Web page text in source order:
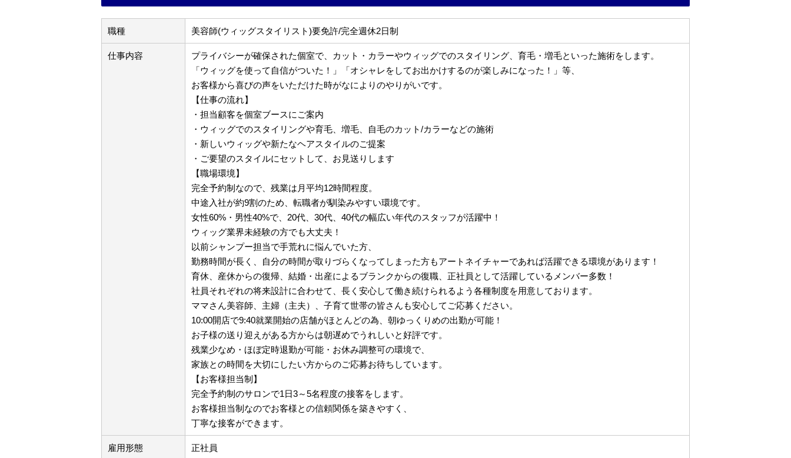
職種 美容師(ウィッグスタイリスト)要免許/完全週休2日制
仕事内容
プライバシーが確保された個室で、カット・カラーやウィッグでのスタイリング、育毛・増毛といった施術をします。
「ウィッグを使って自信がついた！」「オシャレをしてお出かけするのが楽しみになった！」等、
お客様から喜びの声をいただけた時がなによりのやりがいです。
【仕事の流れ】
・担当顧客を個室ブースにご案内
・ウィッグでのスタイリングや育毛、増毛、自毛のカット/カラーなどの施術
・新しいウィッグや新たなヘアスタイルのご提案
・ご要望のスタイルにセットして、お見送りします
【職場環境】
完全予約制なので、残業は月平均12時間程度。
中途入社が約9割のため、転職者が馴染みやすい環境です。
女性60%・男性40%で、20代、30代、40代の幅広い年代のスタッフが活躍中！
ウィッグ業界未経験の方でも大丈夫！
以前シャンプー担当で手荒れに悩んでいた方、
勤務時間が長く、自分の時間が取りづらくなってしまった方もアートネイチャーであれば活躍できる環境があります！
育休、産休からの復帰、結婚・出産によるブランクからの復職、正社員として活躍しているメンバー多数！
社員それぞれの将来設計に合わせて、長く安心して働き続けられるよう各種制度を用意しております。
ママさん美容師、主婦（主夫）、子育て世帯の皆さんも安心してご応募ください。
10:00開店で9:40就業開始の店舗がほとんどの為、朝ゆっくりめの出勤が可能！
お子様の送り迎えがある方からは朝遅めでうれしいと好評です。
残業少なめ・ほぼ定時退勤が可能・お休み調整可の環境で、
家族との時間を大切にしたい方からのご応募お待ちしています。
【お客様担当制】
完全予約制のサロンで1日3～5名程度の接客をします。
お客様担当制なのでお客様との信頼関係を築きやすく、
丁寧な接客ができます。
雇用形態 正社員